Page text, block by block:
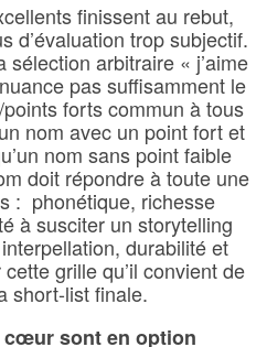
finissent au rebut,
d’évaluation trop subjectif.
arbitraire « j’aime
pas suffisamment le
forts commun à tous
nom avec un point fort et
nom sans point faible
doit répondre à toute une
: phonétique, richesse
à susciter un storytelling
durabilité et
grille qu’il convient de
short-list finale.
cœur sont en option